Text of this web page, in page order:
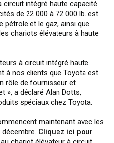
circuit intégré haute capacité
de 22 000 à 72 000 lb, est
pétrole et le gaz, ainsi que
chariots élévateurs à haute
à circuit intégré haute
à nos clients que Toyota est
rôle de fournisseur et
», a déclaré Alan Dotts,
spéciaux chez Toyota.
maintenant avec les
Cliquez ici pour